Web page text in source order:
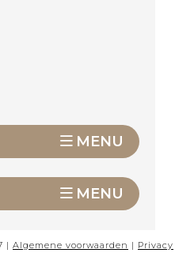
MENU
MENU
| Algemene voorwaarden | Privacy